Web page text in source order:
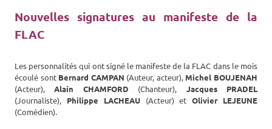
Nouvelles signatures au manifeste de la
FLAC
Les personnalités qui ont signé le manifeste de la FLAC dans le mois
écoulé sont Bernard CAMPAN (Auteur, acteur),Michel BOUJENAH
(Acteur),Alain CHAMFORD (Chanteur), Jacques PRADEL
(Journaliste), Philippe LACHEAU(Acteur) etOlivier LEJEUNE
(Comédien).